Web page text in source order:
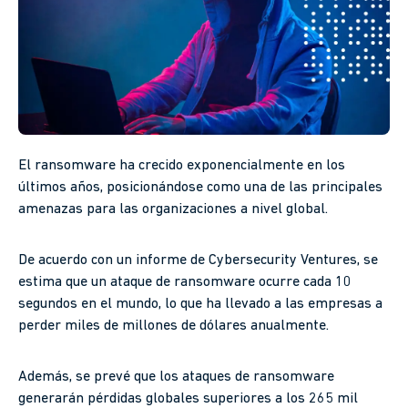
El ransomware ha crecido exponencialmente en los
últimos años, posicionándose como una de las principales
amenazas para las organizaciones a nivel global.
De acuerdo con un informe de Cybersecurity Ventures, se
estima que un ataque de ransomware ocurre cada 10
segundos en el mundo, lo que ha llevado a las empresas a
perder miles de millones de dólares anualmente.
Además, se prevé que los ataques de ransomware
generarán pérdidas globales superiores a los 265 mil